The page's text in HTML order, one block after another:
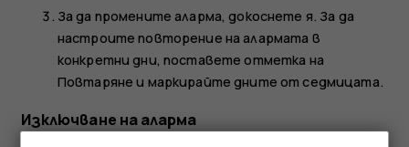
За да промените аларма, докоснете я. За да
настроите повторение на алармата в
конкретни дни, поставете отметка на
Повтаряне и маркирайте дните от седмицата.
Изключване на аларма